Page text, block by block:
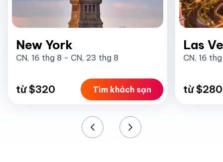
New York
CN, 16 thg 8 - CN, 23 thg 8
từ $320 Tìm khách sạn
Las
CN, 16
từ $280